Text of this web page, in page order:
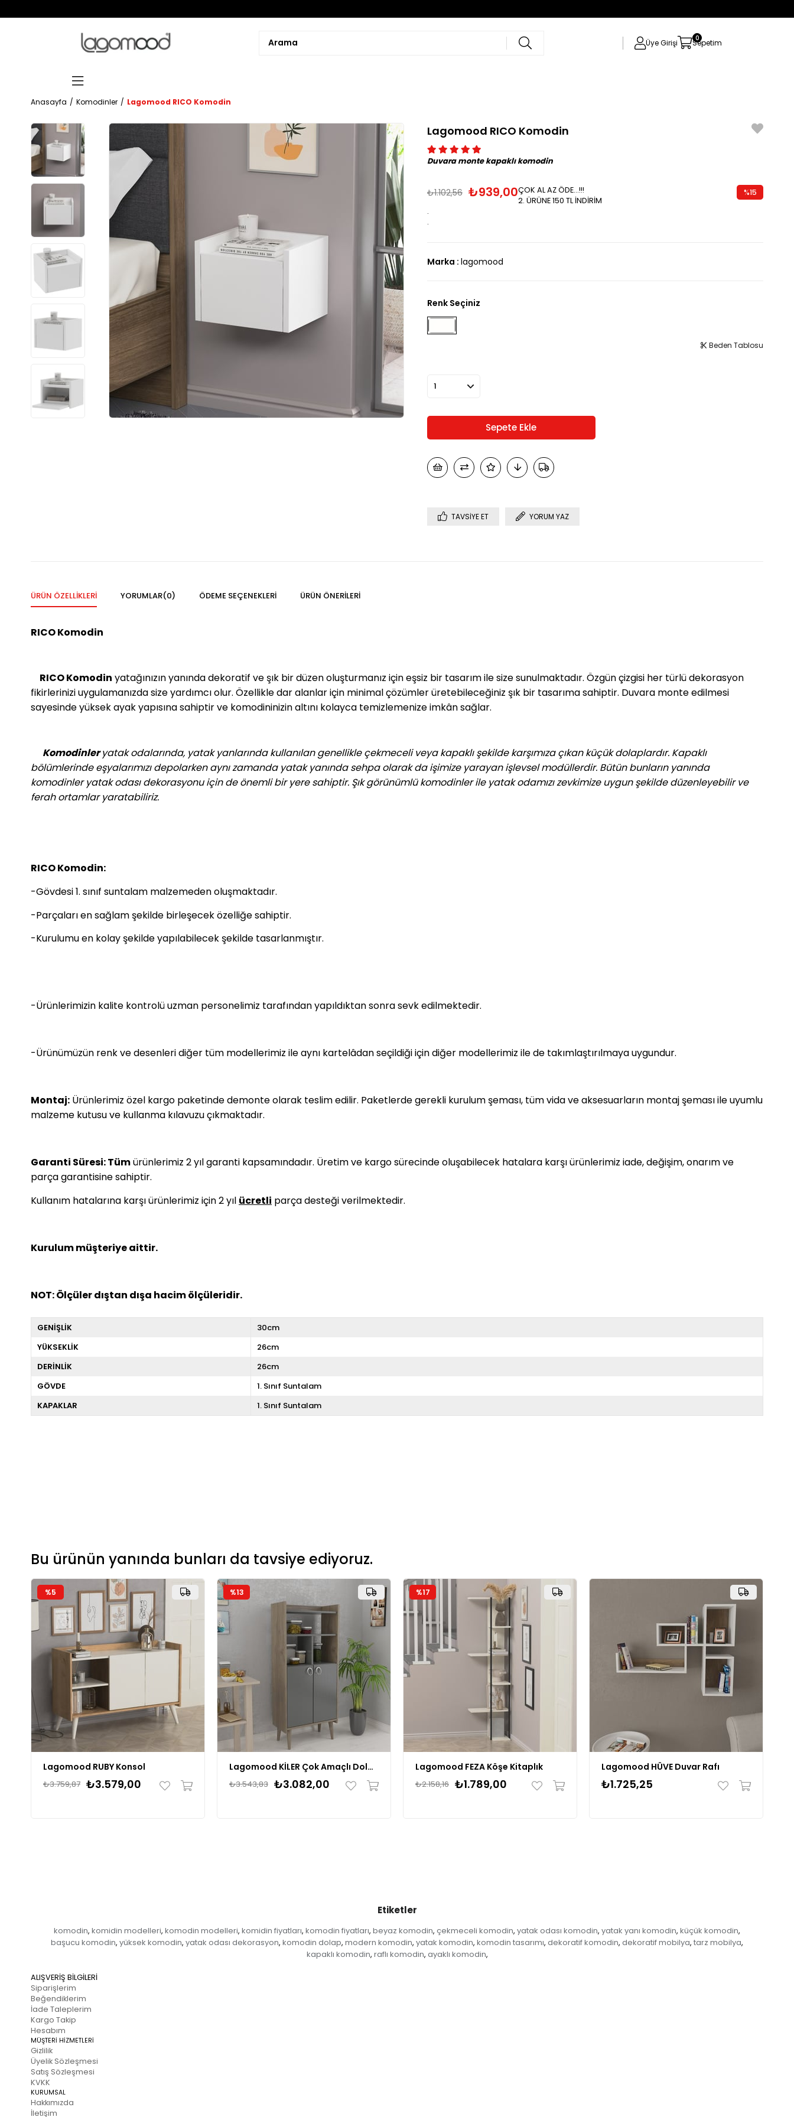
Üye Girişi Sepetim
0
Anasayfa Komodinler Lagomood RICO Komodin
Lagomood RICO Komodin
Duvara monte kapaklı komodin
₺1.102,56 ₺939,00 %15
ÇOK AL AZ ÖDE...!!!
2. ÜRÜNE 150 TL İNDİRİM
.
.
Marka : lagomood
Renk Seçiniz
Beden Tablosu
TAVSIYE ET YORUM YAZ
ÜRÜN ÖZELLIKLERI YORUMLAR(0) ÖDEME SEÇENEKLERI ÜRÜN ÖNERILERI
RICO Komodin
RICO Komodin yatağınızın yanında dekoratif ve şık bir düzen oluşturmanız için eşsiz bir tasarım ile size sunulmaktadır. Özgün çizgisi her türlü dekorasyon
fikirlerinizi uygulamanızda size yardımcı olur. Özellikle dar alanlar için minimal çözümler üretebileceğiniz şık bir tasarıma sahiptir. Duvara monte edilmesi
sayesinde yüksek ayak yapısına sahiptir ve komodininizin altını kolayca temizlemenize imkân sağlar.
Komodinleryatak odalarında, yatak yanlarında kullanılan genellikle çekmeceli veya kapaklı şekilde karşımıza çıkan küçük dolaplardır. Kapaklı
bölümlerinde eşyalarımızı depolarken aynı zamanda yatak yanında sehpa olarak da işimize yarayan işlevsel modüllerdir. Bütün bunların yanında
komodinler yatak odası dekorasyonu için de önemli bir yere sahiptir. Şık görünümlü komodinler ile yatak odamızı zevkimize uygun şekilde düzenleyebilir ve
ferah ortamlar yaratabiliriz.
RICO Komodin:
-Gövdesi 1. sınıf suntalam malzemeden oluşmaktadır.
-Parçaları en sağlam şekilde birleşecek özelliğe sahiptir.
-Kurulumu en kolay şekilde yapılabilecek şekilde tasarlanmıştır.
-Ürünlerimizin kalite kontrolü uzman personelimiz tarafından yapıldıktan sonra sevk edilmektedir.
-Ürünümüzün renk ve desenleri diğer tüm modellerimiz ile aynı kartelâdan seçildiği için diğer modellerimiz ile de takımlaştırılmaya uygundur.
Montaj: Ürünlerimiz özel kargo paketinde demonte olarak teslim edilir. Paketlerde gerekli kurulum şeması, tüm vida ve aksesuarların montaj şeması ile uyumlu
malzeme kutusu ve kullanma kılavuzu çıkmaktadır.
Garanti Süresi: Tümürünlerimiz 2 yıl garanti kapsamındadır. Üretim ve kargo sürecinde oluşabilecek hatalara karşı ürünlerimiz iade, değişim, onarım ve
parça garantisine sahiptir.
Kullanım hatalarına karşı ürünlerimiz için 2 yıl ücretli parça desteği verilmektedir.
Kurulum müşteriye aittir.
NOT: Ölçüler dıştan dışa hacim ölçüleridir.
GENİŞLİK
30cm
YÜKSEKLİK
26cm
DERİNLİK
26cm
GÖVDE
1. Sınıf Suntalam
KAPAKLAR
1. Sınıf Suntalam
Bu ürünün yanında bunları da tavsiye ediyoruz.
Lagomood RUBY Konsol
₺3.579,00
₺3.759,87
%5
Lagomood KİLER Çok Amaçlı Dolap
₺3.082,00
₺3.543,83
%13
Lagomood FEZA Köşe Kitaplık
₺1.789,00
₺2.158,16
%17
Lagomood HÜVE Duvar Rafı
₺1.725,25
Etiketler
komodin, komidin modelleri, komodin modelleri, komidin fiyatları, komodin fiyatları, beyaz komodin, çekmeceli komodin, yatak odası komodin, yatak yanı komodin, küçük komodin,
başucu komodin, yüksek komodin, yatak odası dekorasyon, komodin dolap, modern komodin, yatak komodin, komodin tasarımı, dekoratif komodin, dekoratif mobilya, tarz mobilya,
kapaklı komodin, raflı komodin, ayaklı komodin,
ALIŞVERİŞ BİLGİLERİ
Siparişlerim
Beğendiklerim
İade Taleplerim
Kargo Takip
Hesabım
MÜŞTERİ HİZMETLERİ
Gizlilik
Üyelik Sözleşmesi
Satış Sözleşmesi
KVKK
KURUMSAL
Hakkımızda
İletişim